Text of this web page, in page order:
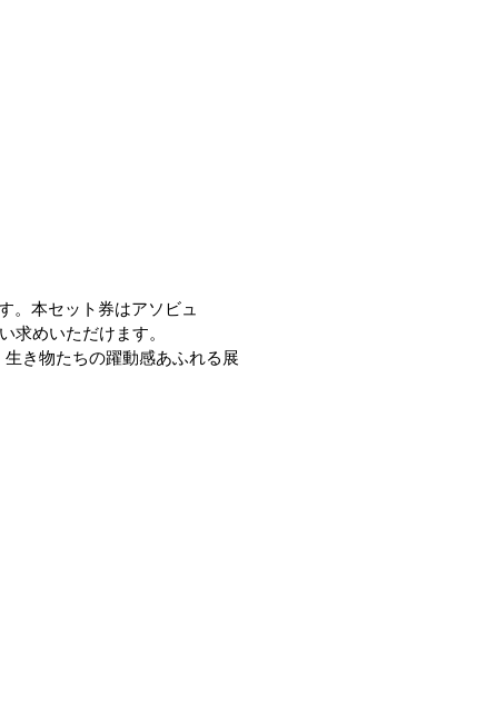
。本セット券はアソビュ
求めいただけます。
き物たちの躍動感あふれる展